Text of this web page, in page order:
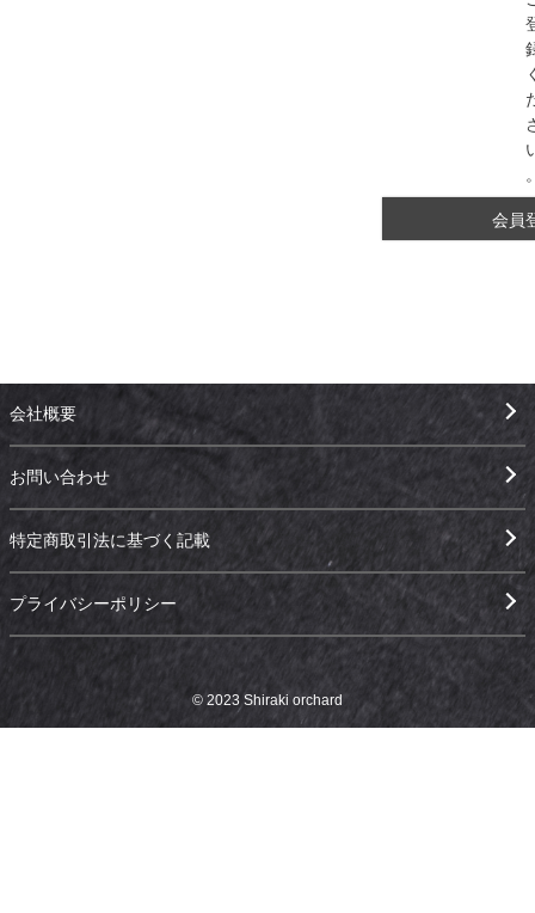
会員
会社概要
お問い合わせ
特定商取引法に基づく記載
プライバシーポリシー
© 2023 Shiraki orchard